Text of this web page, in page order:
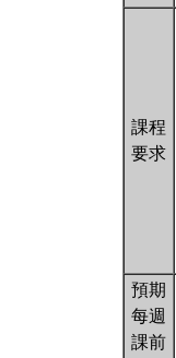
課程
要求
預期
每週
課前